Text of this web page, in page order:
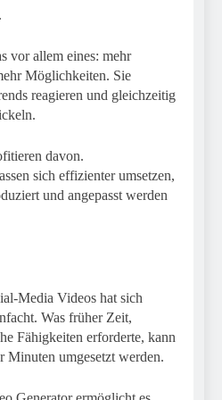
vor allem eines: mehr
Möglichkeiten. Sie
reagieren und gleichzeitig
davon.
sich effizienter umsetzen,
und angepasst werden
Media Videos hat sich
Was früher Zeit,
Fähigkeiten erforderte, kann
Minuten umgesetzt werden.